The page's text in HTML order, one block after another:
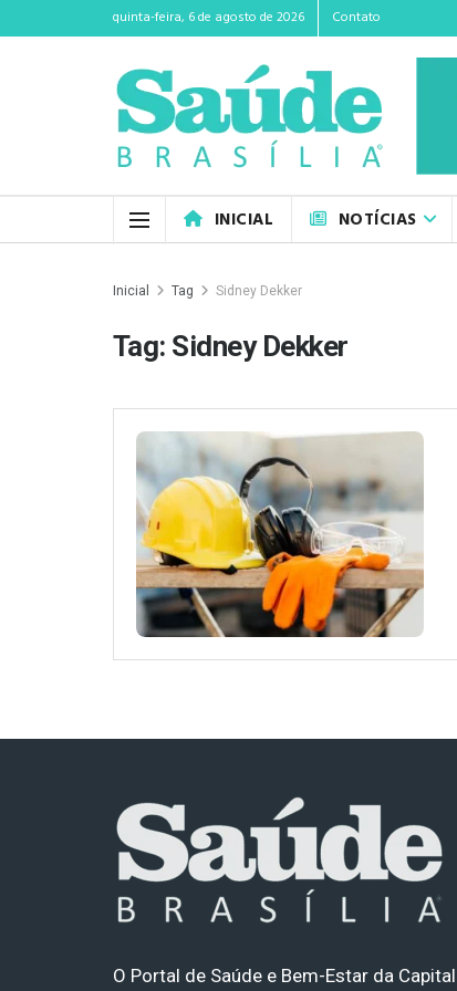
quinta-feira, 6 de agosto de 2026 Contato
INICIAL NOTÍCIAS
Inicial Tag Sidney Dekker
Tag: Sidney Dekker
O Portal de Saúde e Bem-Estar da Capital